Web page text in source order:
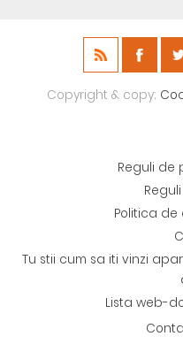
Copyright & copy;
Reguli de
Politica
Tu stii cum sa iti vinzi
Lista web-